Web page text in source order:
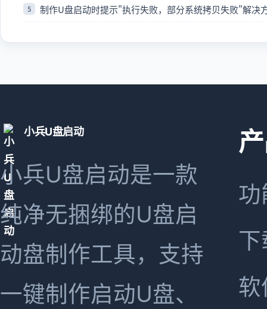
制作U盘启动时提示"执行失败，部分系统拷贝失败"解决
小兵U盘启动
小兵U盘启动是一款
纯净无捆绑的U盘启
动盘制作工具，支持
一键制作启动U盘、
功
软